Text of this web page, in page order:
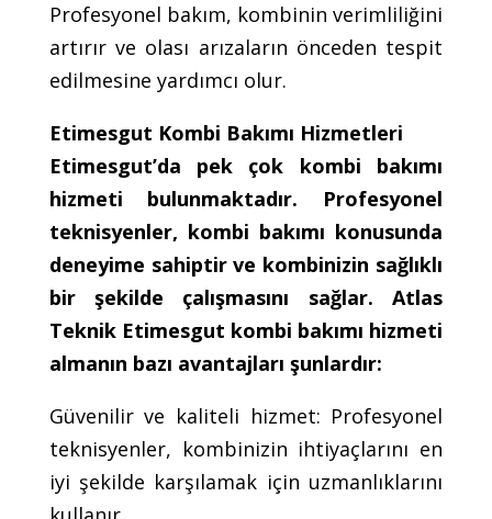
Profesyonel bakım, kombinin verimliliğini
artırır ve olası arızaların önceden tespit
edilmesine yardımcı olur.
Etimesgut Kombi Bakımı Hizmetleri
Etimesgut’da pek çok kombi bakımı
hizmeti bulunmaktadır. Profesyonel
teknisyenler, kombi bakımı konusunda
deneyime sahiptir ve kombinizin sağlıklı
bir şekilde çalışmasını sağlar. Atlas
Teknik Etimesgut kombi bakımı hizmeti
almanın bazı avantajları şunlardır:
Güvenilir ve kaliteli hizmet: Profesyonel
teknisyenler, kombinizin ihtiyaçlarını en
iyi şekilde karşılamak için uzmanlıklarını